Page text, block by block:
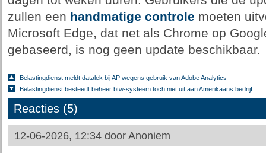
zullen een handmatige controle moeten
Microsoft Edge, dat net als Chrome op
gebaseerd, is nog geen update beschikbaar.
Belastingdienst meldt datalek bij AP wegens gebruik van Adobe Analytics
Belastingdienst besteedt beheer btw-systeem toch niet uit aan Amerikaans bedrijf
Reacties (5)
12-06-2026, 12:34 door Anoniem